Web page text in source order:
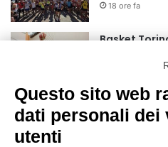
18 ore fa
Basket
75 anni di
futuro della
Questo sito web
dati personali dei
utenti